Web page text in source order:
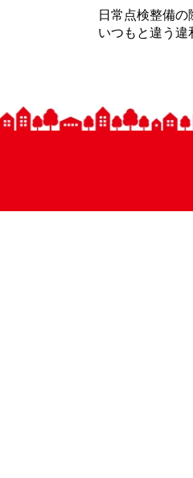
日常点検整備の
いつもと違う違